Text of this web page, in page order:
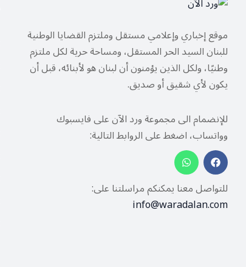
موقع إخباري وإعلامي مستقل وملتزم القضايا الوطنية
للبنان السيد الحر المستقل، ومساحة حرية لكل ملتزم
وطنيًا، ولكل الذين يؤمنون أن لبنان هو لأبنائه، قبل أن
يكون لأي شقيق أو صديق.
للإنضمام الى مجموعة ورد الآن على فايسبوك
وواتساب، اضغط على الروابط التالية:
للتواصل معنا يمكنكم مراسلتنا على:
info@waradalan.com